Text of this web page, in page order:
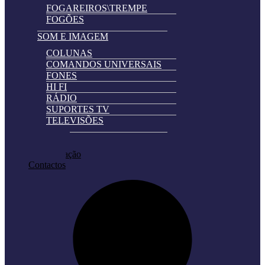
FOGAREIROS\TREMPE
FOGÕES
SOM E IMAGEM
COLUNAS
COMANDOS UNIVERSAIS
FONES
HI FI
RÁDIO
SUPORTES TV
TELEVISÕES
Categories
in
Pedir Cotação
Contactos